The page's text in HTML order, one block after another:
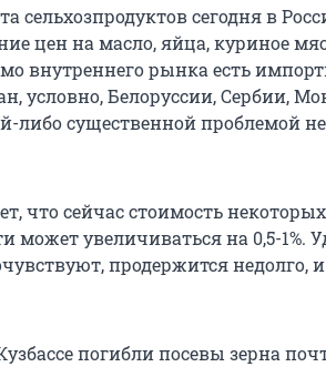
сельхозпродуктов сегодня в
цен на масло, яйца, куриное
внутреннего рынка есть
условно, Белоруссии, Сербии,
либо существенной проблемой
что сейчас стоимость
может увеличиваться на 0,5-1%.
продержится недолго,
погибли посевы зерна